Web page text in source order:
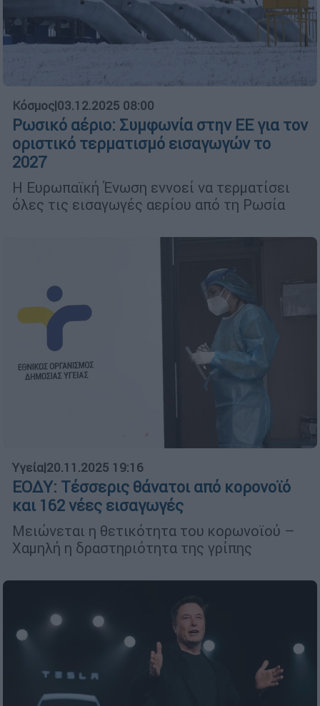
Κόσμος|03.12.2025 08:00
Ρωσικό αέριο: Συμφωνία στην ΕΕ για τον
οριστικό τερματισμό εισαγωγών το
2027
Η Ευρωπαϊκή Ένωση εννοεί να τερματίσει
όλες τις εισαγωγές αερίου από τη Ρωσία
Υγεία|20.11.2025 19:16
ΕΟΔΥ: Τέσσερις θάνατοι από κορονοϊό
και 162 νέες εισαγωγές
Μειώνεται η θετικότητα του κορωνοϊού –
Χαμηλή η δραστηριότητα της γρίπης